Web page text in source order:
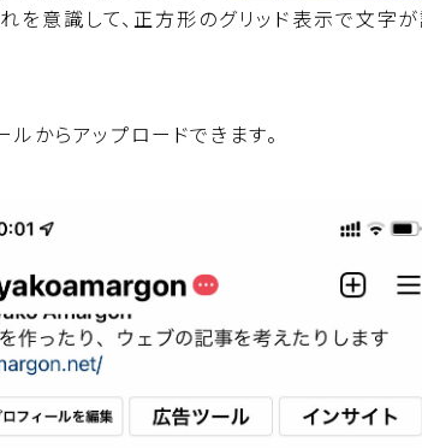
れを意識して、正方形のグリッド表示で文字
からアップロードできます。